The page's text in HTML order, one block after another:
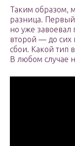
Таким образом,
разница. Первый
но уже завоевал
второй — до сих
сбои. Какой тип
В любом случае